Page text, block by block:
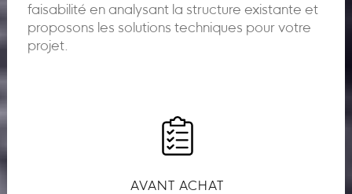
faisabilité en analysant la structure existante et
proposons les solutions techniques pour votre
projet.
AVANT ACHAT